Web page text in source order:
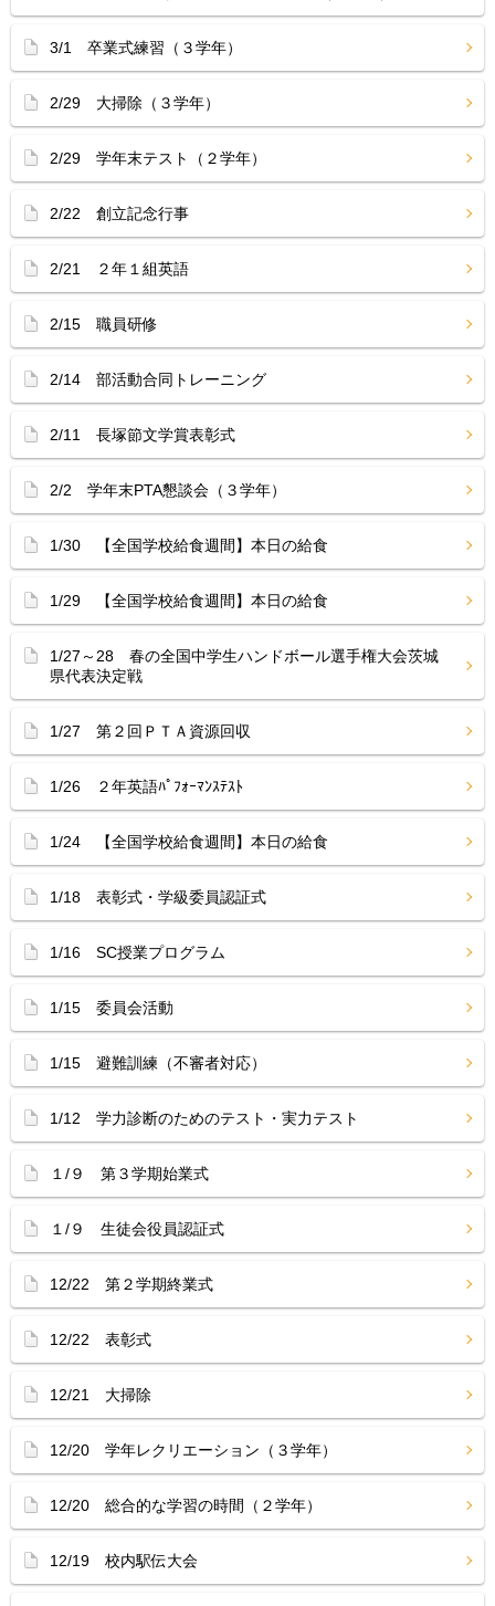
3/1 卒業式練習（３学年）
2/29 大掃除（３学年）
2/29 学年末テスト（２学年）
2/22 創立記念行事
2/21 ２年１組英語
2/15 職員研修
2/14 部活動合同トレーニング
2/11 長塚節文学賞表彰式
2/2 学年末PTA懇談会（３学年）
1/30 【全国学校給食週間】本日の給食
1/29 【全国学校給食週間】本日の給食
1/27～28 春の全国中学生ハンドボール選手権大会茨城
県代表決定戦
1/27 第２回ＰＴＡ資源回収
1/26 ２年英語ﾊﾟﾌｫｰﾏﾝｽﾃｽﾄ
1/24 【全国学校給食週間】本日の給食
1/18 表彰式・学級委員認証式
1/16 SC授業プログラム
1/15 委員会活動
1/15 避難訓練（不審者対応）
1/12 学力診断のためのテスト・実力テスト
１/９ 第３学期始業式
１/９ 生徒会役員認証式
12/22 第２学期終業式
12/22 表彰式
12/21 大掃除
12/20 学年レクリエーション（３学年）
12/20 総合的な学習の時間（２学年）
12/19 校内駅伝大会